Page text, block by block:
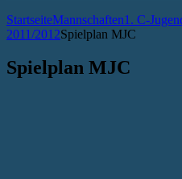
StartseiteMannschaften1. C-
2011/2012Spielplan MJC
Spielplan MJC